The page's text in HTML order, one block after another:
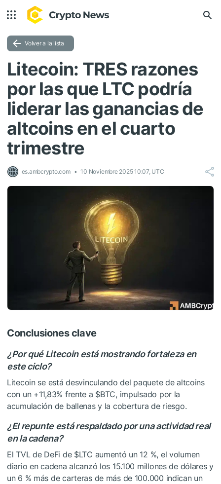
Volver a la lista
Litecoin: TRES razones
por las que LTC podría
liderar las ganancias de
altcoins en el cuarto
trimestre
es.ambcrypto.com 10 Noviembre 2025 10:07, UTC
Conclusiones clave
¿Por qué Litecoin está mostrando fortaleza en
este ciclo?
Litecoin se está desvinculando del paquete de altcoins
con un +11,83% frente a $BTC, impulsado por la
acumulación de ballenas y la cobertura de riesgo.
¿El repunte está respaldado por una actividad real
en la cadena?
El TVL de DeFi de $LTC aumentó un 12 %, el volumen
diario en cadena alcanzó los 15.100 millones de dólares y
un 6 % más de carteras de más de 100.000 indican un